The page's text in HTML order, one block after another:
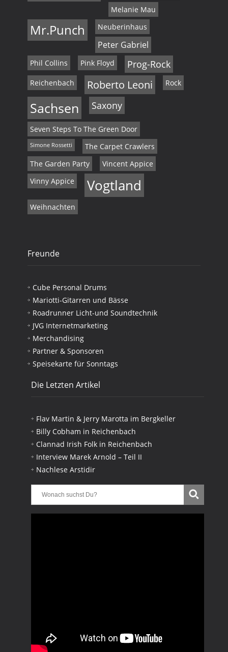
Melanie Mau
Mr.Punch Neuberinhaus
Peter Gabriel
Phil Collins Pink Floyd Prog-Rock
Reichenbach Roberto Leoni Rock
Sachsen Saxony
Seven Steps To The Green Door
Simone Rossetti
The Carpet Crawlers
The Garden Party
Vincent Appice
Vinny Appice
Vogtland
Weihnachten
Freunde
Cube Personal Drums
Mariotti-Gitarren und Bässe
Roadrunner Licht-und Soundtechnik
JVG Internetmarketing
Merchandising
Partner & Sponsoren
Speisekarte für Sonntags
Die Letzten Artikel
Flav Martin & Jerry Marotta im Bergkeller
Billy Cobham in Reichenbach
Clannad Irish Folk in Reichenbach
Interview Marek Arnold – Teil II
Nachlese Arstidir